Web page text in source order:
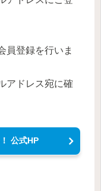
員登録を行いま
アドレス宛に確
公式HP